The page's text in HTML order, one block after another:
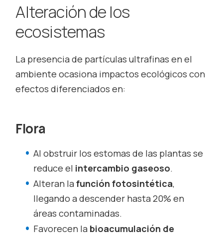
Alteración de los
ecosistemas
La presencia de partículas ultrafinas en el
ambiente ocasiona impactos ecológicos con
efectos diferenciados en:
Flora
Al obstruir los estomas de las plantas se
reduce el intercambio gaseoso.
Alteran lafunción fotosintética,
llegando a descender hasta 20% en
áreas contaminadas.
Favorecen la bioacumulación de